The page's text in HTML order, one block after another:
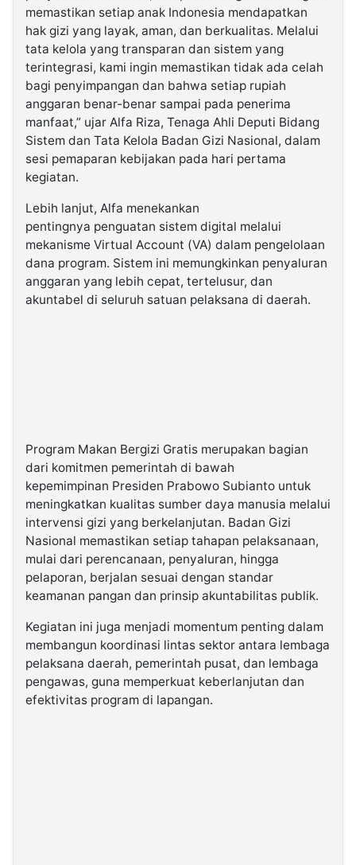
memastikan setiap anak Indonesia mendapatkan
hak gizi yang layak, aman, dan berkualitas. Melalui
tata kelola yang transparan dan sistem yang
terintegrasi, kami ingin memastikan tidak ada celah
bagi penyimpangan dan bahwa setiap rupiah
anggaran benar-benar sampai pada penerima
manfaat,” ujar Alfa Riza, Tenaga Ahli Deputi Bidang
Sistem dan Tata Kelola Badan Gizi Nasional, dalam
sesi pemaparan kebijakan pada hari pertama
kegiatan.
Lebih lanjut, Alfa menekankan
pentingnya penguatan sistem digital melalui
mekanisme Virtual Account (VA) dalam pengelolaan
dana program. Sistem ini memungkinkan penyaluran
anggaran yang lebih cepat, tertelusur, dan
akuntabel di seluruh satuan pelaksana di daerah.
Program Makan Bergizi Gratis merupakan bagian
dari komitmen pemerintah di bawah
kepemimpinan Presiden Prabowo Subianto untuk
meningkatkan kualitas sumber daya manusia melalui
intervensi gizi yang berkelanjutan. Badan Gizi
Nasional memastikan setiap tahapan pelaksanaan,
mulai dari perencanaan, penyaluran, hingga
pelaporan, berjalan sesuai dengan standar
keamanan pangan dan prinsip akuntabilitas publik.
Kegiatan ini juga menjadi momentum penting dalam
membangun koordinasi lintas sektor antara lembaga
pelaksana daerah, pemerintah pusat, dan lembaga
pengawas, guna memperkuat keberlanjutan dan
efektivitas program di lapangan.